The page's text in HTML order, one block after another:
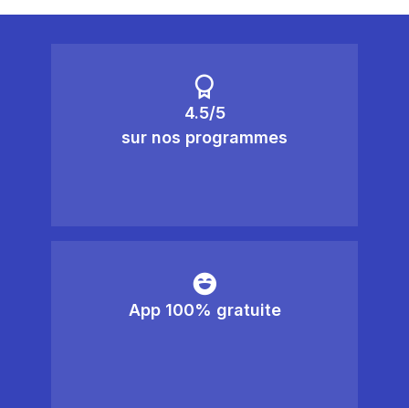
4.5/5
sur nos programmes
App 100% gratuite